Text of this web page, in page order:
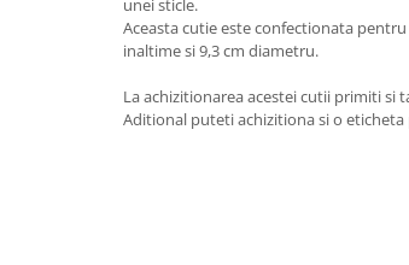
unei sticle.
Aceasta cutie este confectionata
inaltime si 9,3 cm diametru.
La achizitionarea acestei cutii primiti si
Aditional puteti achizitiona si o